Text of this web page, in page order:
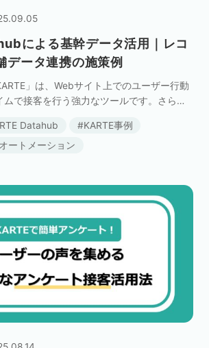
による基幹データ活用｜レコ
データ連携の施策例
」は、Webサイト上でのユーザー行動
ムで接客を行う強力なツールです。さらに
の顧客データま […]
Datahub
KARTE事例
ートメーション